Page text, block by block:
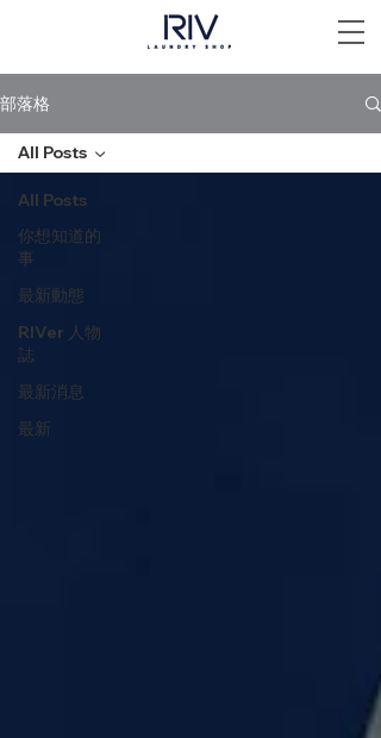
部落格
All Posts
你想知道的
事
最新動態
RIVer 人物
誌
最新消息
最新
All Posts